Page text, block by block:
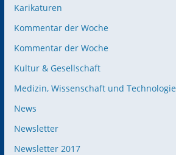
Karikaturen
Kommentar der Woche
Kommentar der Woche
Kultur & Gesellschaft
Medizin, Wissenschaft und Technologie
News
Newsletter
Newsletter 2017